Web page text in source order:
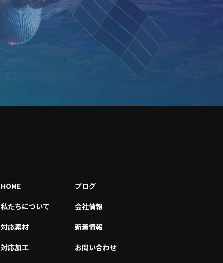
HOME
私たちについて
対応素材
対応加工
ブログ
会社情報
新着情報
お問い合わせ